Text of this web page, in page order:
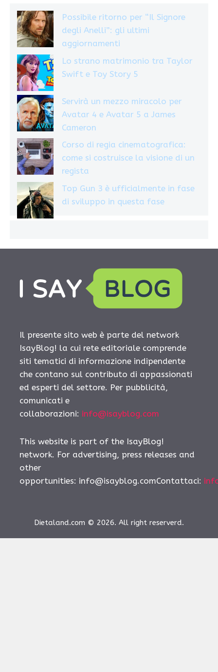
Possibile ritorno per “Il Signore
degli Anelli”: gli ultimi
aggiornamenti
Lo strano matrimonio tra Taylor
Swift e Toy Story 5
Servirà un mezzo miracolo per
Avatar 4 e Avatar 5 a James
Cameron
Corso di regia cinematografica:
come si costruisce la visione di un
regista
Top Gun 3 è ufficialmente in fase
di sviluppo in questa fase
Il presente sito web è parte del network
IsayBlog! la cui rete editoriale comprende
siti tematici di informazione indipendente
che contano sul contributo di appassionati
ed esperti del settore. Per pubblicità,
comunicati e
collaborazioni: info@isayblog.com
This website is part of the IsayBlog!
network. For advertising, press releases and
other
opportunities: info@isayblog.comContattaci:
Dietaland.com © 2026. All right reserverd.